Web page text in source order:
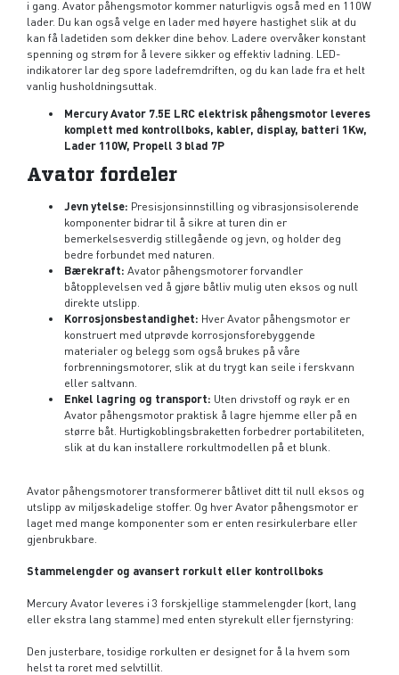
i gang. Avator påhengsmotor kommer naturligvis også med en 110W
lader. Du kan også velge en lader med høyere hastighet slik at du
kan få ladetiden som dekker dine behov. Ladere overvåker konstant
spenning og strøm for å levere sikker og effektiv ladning. LED-
indikatorer lar deg spore ladefremdriften, og du kan lade fra et helt
vanlig husholdningsuttak.
Mercury Avator 7.5E LRC elektrisk påhengsmotor leveres
komplett med kontrollboks, kabler, display, batteri 1Kw,
Lader 110W, Propell 3 blad 7P
Avator fordeler
Jevn ytelse: Presisjonsinnstilling og vibrasjonsisolerende
komponenter bidrar til å sikre at turen din er
bemerkelsesverdig stillegående og jevn, og holder deg
bedre forbundet med naturen.
Bærekraft: Avator påhengsmotorer forvandler
båtopplevelsen ved å gjøre båtliv mulig uten eksos og null
direkte utslipp.
Korrosjonsbestandighet: Hver Avator påhengsmotor er
konstruert med utprøvde korrosjonsforebyggende
materialer og belegg som også brukes på våre
forbrenningsmotorer, slik at du trygt kan seile i ferskvann
eller saltvann.
Enkel lagring og transport: Uten drivstoff og røyk er en
Avator påhengsmotor praktisk å lagre hjemme eller på en
større båt. Hurtigkoblingsbraketten forbedrer portabiliteten,
slik at du kan installere rorkultmodellen på et blunk.
Avator påhengsmotorer transformerer båtlivet ditt til null eksos og
utslipp av miljøskadelige stoffer. Og hver Avator påhengsmotor er
laget med mange komponenter som er enten resirkulerbare eller
gjenbrukbare.
Stammelengder og avansert rorkult eller kontrollboks
Mercury Avator leveres i 3 forskjellige stammelengder (kort, lang
eller ekstra lang stamme) med enten styrekult eller fjernstyring:
Den justerbare, tosidige rorkulten er designet for å la hvem som
helst ta roret med selvtillit.